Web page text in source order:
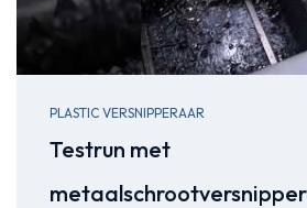
PLASTIC VERSNIPPERAAR
Testrun met